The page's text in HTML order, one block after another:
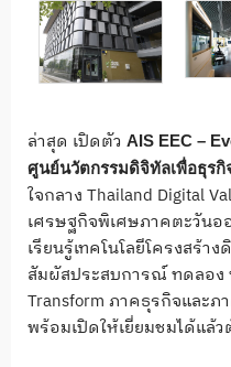
ล่าสุด เปิดตัว AIS EEC –
ศูนย์นวัตกรรมดิจิทัลเพื่อธุรกิ
ใจกลาง Thailand Digital
เศรษฐกิจพิเศษภาคตะวันอ
เรียนรู้เทคโนโลยีโครงสร้า
สัมผัสประสบการณ์ ทดลอง
Transform ภาคธุรกิจและ
พร้อมเปิดให้เยี่ยมชมได้แล้